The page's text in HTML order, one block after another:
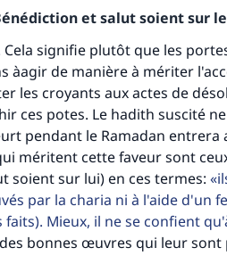
et salut soient sur
Cela signifie plutôt que les
àagir de manière à mériter
les croyants aux actes de
ces potes. Le hadith suscité
pendant le Ramadan
méritent cette faveur sont
soient sur lui) en ces termes:
par la charia ni à l'aide d'un
faits). Mieux, il ne se confient
bonnes œuvres qui leur sont
une différence dans
grâce à
Aidez nous à apporter
Le Messager d'Allah (Paix
indique une bonne action
que celui qui le
(MOUSLIM 1893)